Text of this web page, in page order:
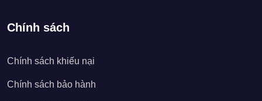
Chính sách
Chính sách khiếu nại
Chính sách bảo hành